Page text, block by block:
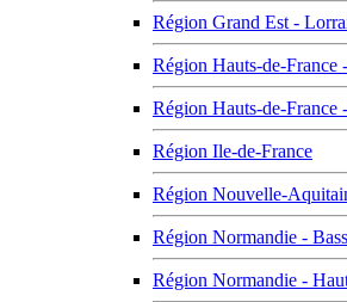
Région Grand Est -
Région Hauts-de-France
Région Hauts-de-France
Région Ile-de-France
Région Nouvelle-
Région Normandie -
Région Normandie -